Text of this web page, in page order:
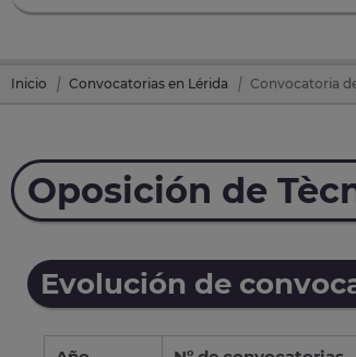
Inicio Convocatorias en Lérida Convocatoria
Oposición de
Evolución de